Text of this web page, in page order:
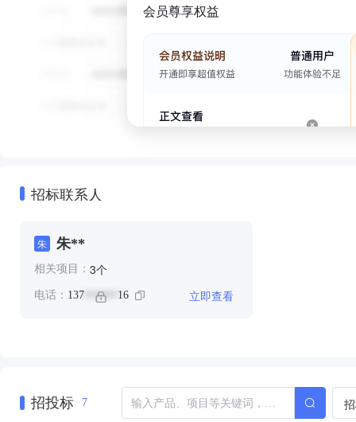
会员尊享权益
招标联系人
朱 朱**
相关项目： 3个
电话： 137 ****** 16 立即查看
招投标 7